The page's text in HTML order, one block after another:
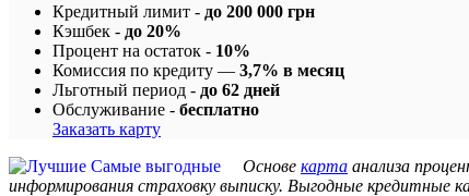
Кредитный лимит - до 200 000 грн
Кэшбек - до 20%
Процент на остаток - 10%
Комиссия по кредиту — 3,7% в месяц
Льготный период - до 62 дней
Обслуживание - бесплатно
Заказать карту
Основе карта анализа
информирования страховку выписку. Выгодные кредитные